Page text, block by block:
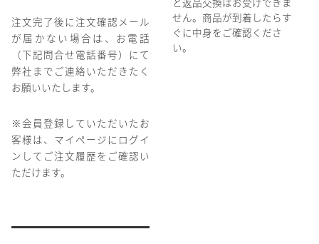
注文完了後に注文確認メール
が届かない場合は、お電話
（下記問合せ電話番号）にて
弊社までご連絡いただきたく
お願いいたします。
※会員登録していただいたお
客様は、マイページにログイ
ンしてご注文履歴をご確認い
ただけます。
せん。商品が到着したらす
ぐに中身をご確認くださ
い。